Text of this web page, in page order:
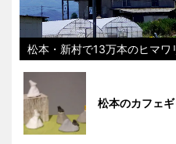
松本・新村で13万本のヒマワ
松本のカフェ